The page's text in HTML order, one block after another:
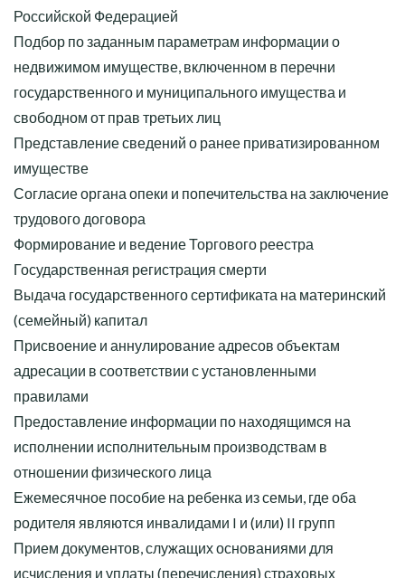
Российской Федерацией
Подбор по заданным параметрам информации о
недвижимом имуществе, включенном в перечни
государственного и муниципального имущества и
свободном от прав третьих лиц
Представление сведений о ранее приватизированном
имуществе
Согласие органа опеки и попечительства на заключение
трудового договора
Формирование и ведение Торгового реестра
Государственная регистрация смерти
Выдача государственного сертификата на материнский
(семейный) капитал
Присвоение и аннулирование адресов объектам
адресации в соответствии с установленными
правилами
Предоставление информации по находящимся на
исполнении исполнительным производствам в
отношении физического лица
Ежемесячное пособие на ребенка из семьи, где оба
родителя являются инвалидами I и (или) II групп
Прием документов, служащих основаниями для
исчисления и уплаты (перечисления) страховых